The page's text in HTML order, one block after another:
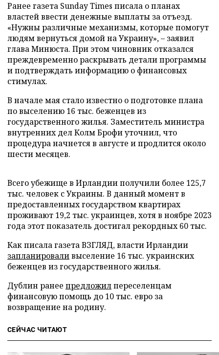
Ранее газета Sunday Times писала о планах
властей ввести денежные выплаты за отъезд.
«Нужны различные механизмы, которые помогут
людям вернуться домой на Украину», – заявил
глава Минюста. При этом чиновник отказался
преждевременно раскрывать детали программы
и подтверждать информацию о финансовых
стимулах.
В начале мая стало известно о подготовке плана
по выселению 16 тыс. беженцев из
государственного жилья. Заместитель министра
внутренних дел Колм Брофи уточнил, что
процедура начнется в августе и продлится около
шести месяцев.
Всего убежище в Ирландии получили более 125,7
тыс. человек с Украины. В данный момент в
предоставленных государством квартирах
проживают 19,2 тыс. украинцев, хотя в ноябре 2023
года этот показатель достигал рекордных 60 тыс.
Как писала газета ВЗГЛЯД, власти Ирландии
запланироваливыселение 16 тыс. украинских
беженцев из государственного жилья.
Дублин ранее предложилпереселенцам
финансовую помощь до 10 тыс. евро за
возвращение на родину.
СЕЙЧАС ЧИТАЮТ